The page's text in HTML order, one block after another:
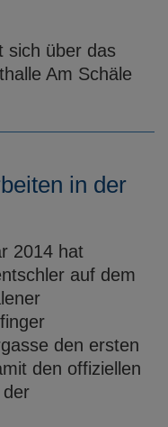
sich über das
Am Schäle
in der
2014 hat
auf dem
den ersten
den offiziellen